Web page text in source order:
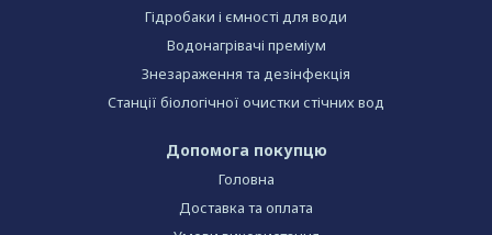
Гідробаки і ємності для води
Водонагрівачі преміум
Знезараження та дезінфекція
Станції біологічної очистки стічних вод
Допомога покупцю
Головна
Доставка та оплата